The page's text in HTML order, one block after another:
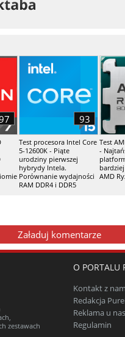
Test procesora Intel Core
5-12600K - Piąte
urodziny pierwszej
hybrydy Intela.
Porównanie wydajności
RAM DDR4 i DDR5
93
Test
-
AMD
Załaduj komentarze
zestawach
O PORTALU
Kontakt z
Redakcja
Reklama u nas
Regulamin